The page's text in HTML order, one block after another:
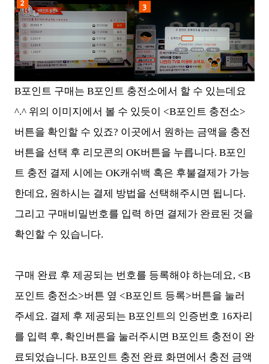
B포인트 구매는 B포인트 충전소에서 할 수 있는데요
^.^ 위의 이미지에서 볼 수 있듯이 <B포인트 충전소>
버튼을 확인할 수 있죠? 이곳에서 원하는 금액을 충전
버튼을 선택 후 리모콘의 OK버튼을 누릅니다. B포인
트 충전 결제 시에는 OK캐쉬백 혹은 후불결제가 가능
한데요, 원하시는 결제 방법을 선택해주시면 됩니다.
그리고 구매비밀번호를 입력 하면 결제가 완료된 것을
확인할 수 있습니다.
구매 완료 후 제공되는 번호를 등록해야 하는데요, <B
포인트 충전소>버튼 옆 <B포인트 등록>버튼을 눌러
주세요. 결제 후 제공되는 B포인트의 인증번호 16자리
를 입력 후, 확인버튼을 눌러주시면 B포인트 충전이 완
료되었습니다. B포인트 충전 완료 화면에서 충전 금액